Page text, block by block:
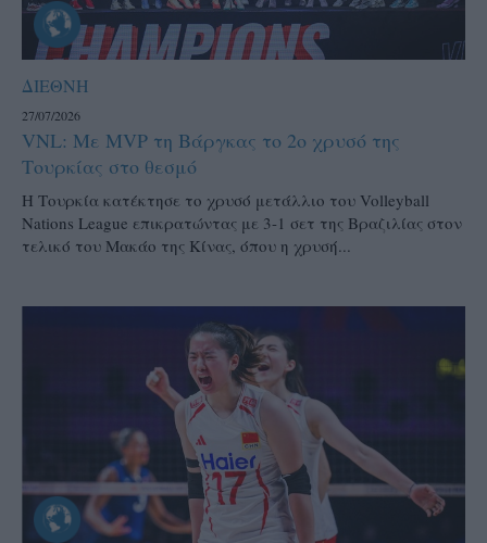
ΔΙΕΘΝΗ
27/07/2026
VNL: Με MVP τη Βάργκας το 2ο χρυσό της
Τουρκίας στο θεσμό
H Τουρκία κατέκτησε το χρυσό μετάλλιο του Volleyball
Nations League επικρατώντας με 3-1 σετ της Βραζιλίας στον
τελικό του Μακάο της Κίνας, όπου η χρυσή...